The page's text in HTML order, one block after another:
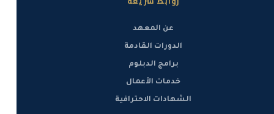
عن المعهد
الدورات القادمة
برامج الدبلوم
خدمات الأعمال
الشهادات الاحترافية